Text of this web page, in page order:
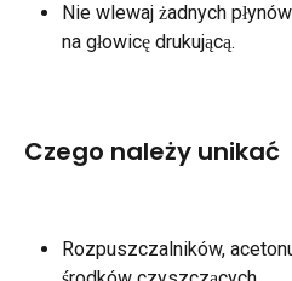
Nie wlewaj żadnych
na głowicę drukującą.
Czego należy unikać
Rozpuszczalników,